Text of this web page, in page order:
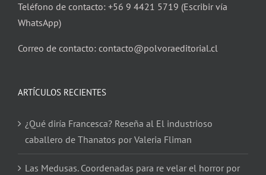
Teléfono de contacto: +56 9 4421 5719 (Escribir vía
WhatsApp)
Correo de contacto: contacto@polvoraeditorial.cl
ARTÍCULOS RECIENTES
¿Qué diría Francesca? Reseña al El industrioso
caballero de Thanatos por Valeria Fliman
Las Medusas. Coordenadas para re velar el horror por